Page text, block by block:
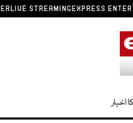
LIVE STREAMINGEXPRESS
اخبار